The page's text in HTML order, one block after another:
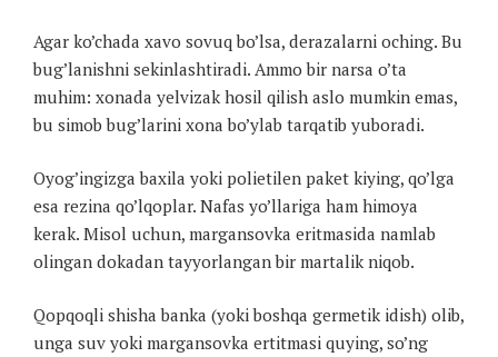
Agar ko’chada xavo sovuq bo’lsa, derazalarni oching. Bu
bug’lanishni sekinlashtiradi. Ammo bir narsa o’ta
muhim: xonada yelvizak hosil qilish aslo mumkin emas,
bu simob bug’larini xona bo’ylab tarqatib yuboradi.
Oyog’ingizga baxila yoki polietilen paket kiying, qo’lga
esa rezina qo’lqoplar. Nafas yo’llariga ham himoya
kerak. Misol uchun, margansovka eritmasida namlab
olingan dokadan tayyorlangan bir martalik niqob.
Qopqoqli shisha banka (yoki boshqa germetik idish) olib,
unga suv yoki margansovka ertitmasi quying, so’ng